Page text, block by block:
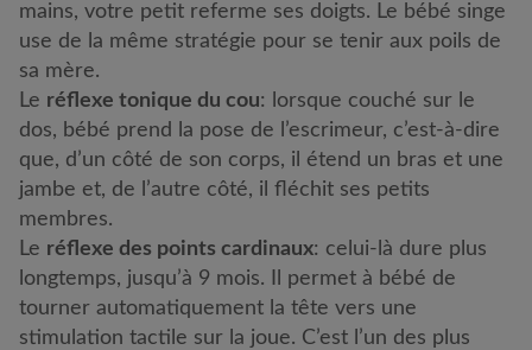
mains, votre petit referme ses doigts. Le bébé singe
use de la même stratégie pour se tenir aux poils de
sa mère.
Le réflexe tonique du cou: lorsque couché sur le
dos, bébé prend la pose de l’escrimeur, c’est-à-dire
que, d’un côté de son corps, il étend un bras et une
jambe et, de l’autre côté, il fléchit ses petits
membres.
Le réflexe des points cardinaux: celui-là dure plus
longtemps, jusqu’à 9 mois. Il permet à bébé de
tourner automatiquement la tête vers une
stimulation tactile sur la joue. C’est l’un des plus